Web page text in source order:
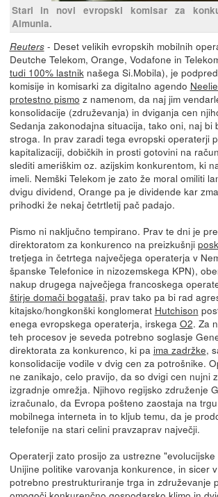
Stari in novi evropski komisar za
Almunia.
Reuters- Deset velikih evropskih mobilnih
Deutche Telekom, Orange, Vodafone in
tudi 100% lastnik našega Si.Mobila), je
komisije in komisarki za digitalno agendo
protestno pismo z namenom, da naj jim
konsolidacije (združevanja) in dviganja cen
Sedanja zakonodajna situacija, tako oni, naj bi
stroga. In prav zaradi tega evropski operaterji
kapitalizaciji, dobičkih in prosti gotovini na
slediti ameriškim oz. azijskim konkurentom, ki
imeli. Nemški Telekom je zato že moral omiliti
dvigu dividend, Orange pa je dividende kar
prihodki že nekaj četrtletij pač padajo.
Pismo ni naključno tempirano. Prav te dni je
direktoratom za konkurenco na preizkušnji
tretjega in četrtega največjega operaterja v
španske Telefonice in nizozemskega KPN),
nakup drugega največjega francoskega
štirje domači bogataši, prav tako pa bi rad
kitajsko/hongkonški konglomerat Hutchison
enega evropskega operaterja, irskega O2. Za
teh procesov je seveda potrebno soglasje
direktorata za konkurenco, ki pa ima zadržke,
konsolidacije vodile v dvig cen za potrošnike.
ne zanikajo, celo pravijo, da so dvigi cen nujni
izgradnje omrežja. Njihovo regijsko združenje
izračunalo, da Evropa pošteno zaostaja na
mobilnega interneta in to kljub temu, da je
telefonije na stari celini pravzaprav največji.
Operaterji zato prosijo za ustrezne "evolucijske
Unijine politike varovanja konkurence, in sicer
potrebno prestrukturiranje trga in združevanje